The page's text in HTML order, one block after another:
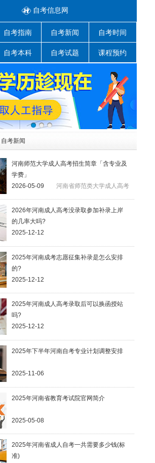
自考信息网
自考指南 自考新闻 自考时间
自考本科 自考试题 课程预约
自考新闻
河南师范大学成人高考招生简章「含专业及
学费」
2026-05-09
河南省师范类大学成人高考
2026年河南成人高考没录取参加补录上岸
的几率大吗?
2025-12-12
2025年河南成考志愿征集补录是怎么安排
的?
2025-12-12
2025年河南成人高考录取后可以换函授站
吗?
2025-12-12
2025年下半年河南自考专业计划调整安排
2025-11-06
2025年河南省教育考试院官网简介
2025-05-08
2025年河南省成人自考一共需要多少钱(标
准)